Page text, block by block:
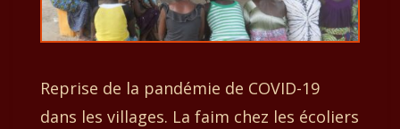
Reprise de la pandémie de COVID-19
dans les villages. La faim chez les écoliers